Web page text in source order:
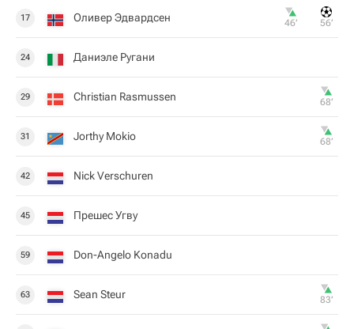
17 Оливер Эдвардсен 46‎’‎ 56‎’‎
24 Даниэле Ругани
29 Christian Rasmussen 68‎’‎
31 Jorthy Mokio 68‎’‎
42 Nick Verschuren
45 Прешес Угву
59 Don-Angelo Konadu
63 Sean Steur 83‎’‎